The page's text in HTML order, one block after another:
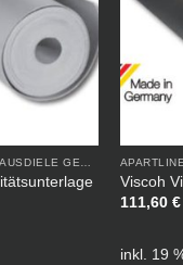
Viscoh
111,60 €
inkl. 19